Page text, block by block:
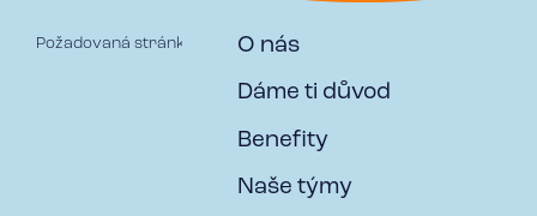
O nás
Dáme ti důvod
Benefity
Naše týmy
Požadovaná stránka nebyla nalezena